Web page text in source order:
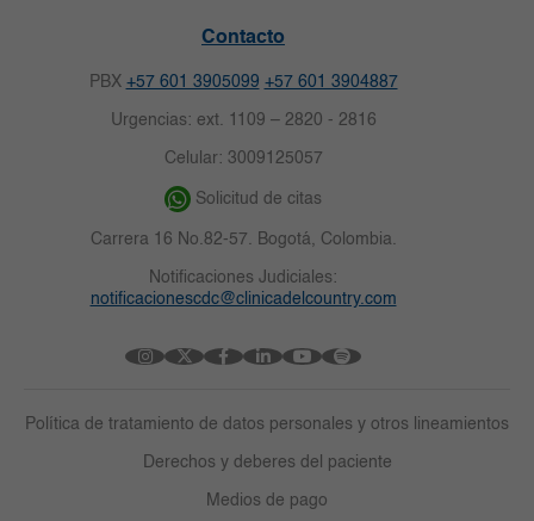
Contacto
PBX +57 601 3905099 +57 601 3904887
Urgencias: ext. 1109 – 2820 - 2816
Celular: 3009125057
Solicitud de citas
Carrera 16 No.82-57. Bogotá, Colombia.
Notificaciones Judiciales:
notificacionescdc@clinicadelcountry.com
Política de tratamiento de datos personales y otros lineamientos
Derechos y deberes del paciente
Medios de pago